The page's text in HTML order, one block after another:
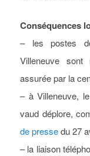
Conséquences
– les postes
Villeneuve sont
assurée par la
– à Villeneuve,
vaud déplore,
de pressedu 27
– la liaison